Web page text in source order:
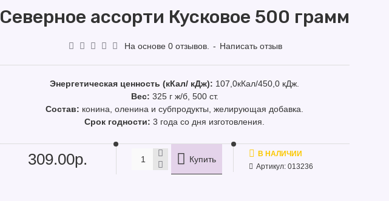
Северное ассорти Кусковое 500 грамм
Энергетическая ценность (кКал/ кДж): 107,0кКал/450,0 кДж.
Вес: 325 г ж/б, 500 ст.
Состав: конина, оленина и субпродукты, желирующая добавка.
Срок годности: 3 года со дня изготовления.
На основе 0 отзывов. - Написать отзыв
309.00р.
В НАЛИЧИИ
Артикул: 013236
Купить